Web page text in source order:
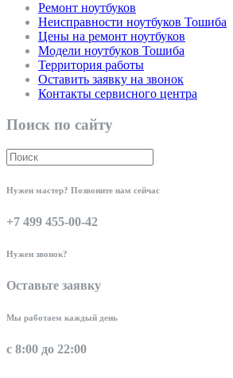
Ремонт ноутбуков
Неисправности ноутбуков Тошиба
Цены на ремонт ноутбуков
Модели ноутбуков Тошиба
Территория работы
Оставить заявку на звонок
Контакты сервисного центра
Поиск по сайту
Нужен мастер? Позвоните нам сейчас
+7 499 455-00-42
Нужен звонок?
Оставьте заявку
Мы работаем каждый день
с 8:00 до 22:00